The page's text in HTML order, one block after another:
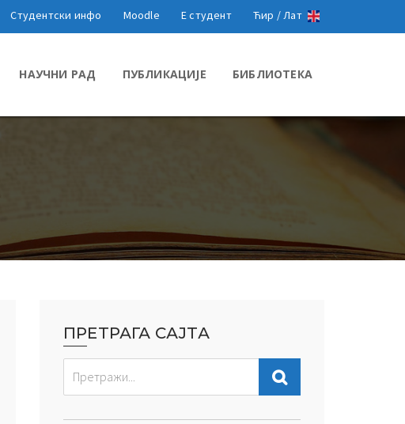
Студентски инфо Moodle Е студент Ћир /Лат
НАУЧНИ РАД ПУБЛИКАЦИЈЕ БИБЛИОТЕКА
ПРЕТРАГА САЈТА